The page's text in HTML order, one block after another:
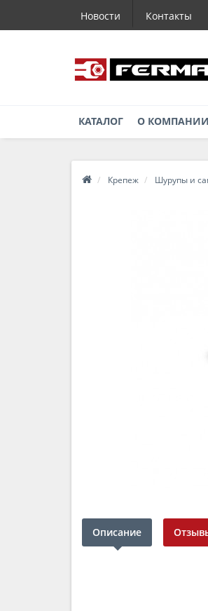
Новости Контакты
КАТАЛОГ О КОМПАНИИ
Крепеж Шурупы и
Описание